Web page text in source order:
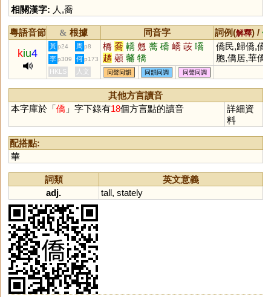
相關漢字: 人,喬
粵語音節 & 根據 同音字 詞例(解釋) /
kiu4
黃 p24 周 p8 橋 喬 轎 翹 蕎 礄 嶠 荍 嘺
趫 顤 毊 犞
僑民,歸僑,僑
胞,僑居,華僑
李 p309 何 p173
HKLS 人文 同聲同韻 同韻同調 同聲同調
其他方言讀音
本字庫於「僑」字下錄有18個方言點的讀音
詳細資
料
配搭點:
華
詞類
英文意義
adj.
tall, stately